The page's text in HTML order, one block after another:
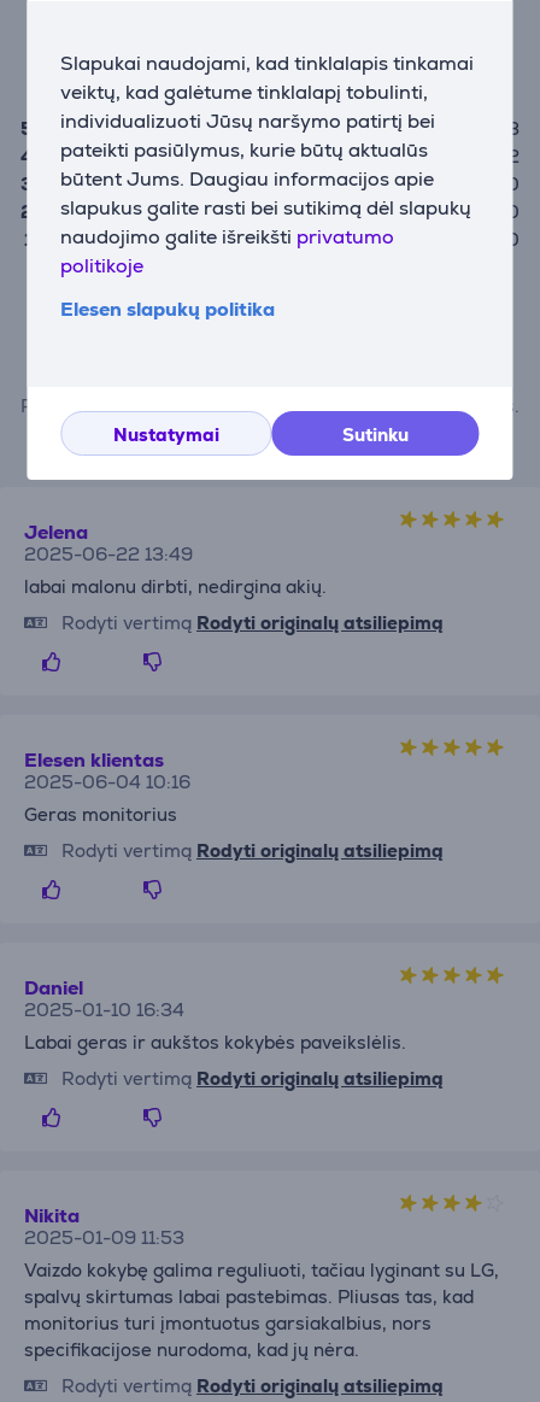
Slapukai naudojami, kad tinklalapis tinkamai
veiktų, kad galėtume tinklalapį tobulinti,
individualizuoti Jūsų naršymo patirtį bei
pateikti pasiūlymus, kurie būtų aktualūs
būtent Jums. Daugiau informacijos apie
slapukus galite rasti bei sutikimą dėl slapukų
naudojimo galite išreikšti privatumo
politikoje
Elesen slapukų politika
Nustatymai Sutinku
4,6
5
3
4
2
3
0
2
0
1
0
Įvertinti prekę gali tik ją įsigiję vartotojai.
Pateikdami produkto apžvalgą, vadovaukitės taisyklėmis.
Daugiau apie atsiliepimo palikimą sužinokite čia.
Jelena
2025-06-22 13:49
labai malonu dirbti, nedirgina akių.
Rodyti vertimą Rodyti originalų atsiliepimą
Elesen klientas
2025-06-04 10:16
Geras monitorius
Rodyti vertimą Rodyti originalų atsiliepimą
Daniel
2025-01-10 16:34
Labai geras ir aukštos kokybės paveikslėlis.
Rodyti vertimą Rodyti originalų atsiliepimą
Nikita
2025-01-09 11:53
Vaizdo kokybę galima reguliuoti, tačiau lyginant su LG,
spalvų skirtumas labai pastebimas. Pliusas tas, kad
monitorius turi įmontuotus garsiakalbius, nors
specifikacijose nurodoma, kad jų nėra.
Rodyti vertimą Rodyti originalų atsiliepimą